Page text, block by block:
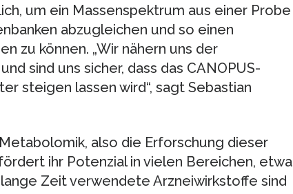
um ein Massenspektrum aus einer Probe
abzugleichen und so einen
zu können. „Wir nähern uns der
sind uns sicher, dass das CANOPUS-
steigen lassen wird“, sagt Sebastian
also die Erforschung dieser
ihr Potenzial in vielen Bereichen, etwa
Zeit verwendete Arzneiwirkstoffe sind